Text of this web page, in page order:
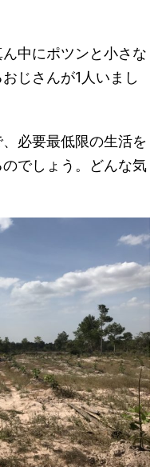
中にポツンと小さな
じさんが1人いまし
必要最低限の生活を
でしょう。どんな気